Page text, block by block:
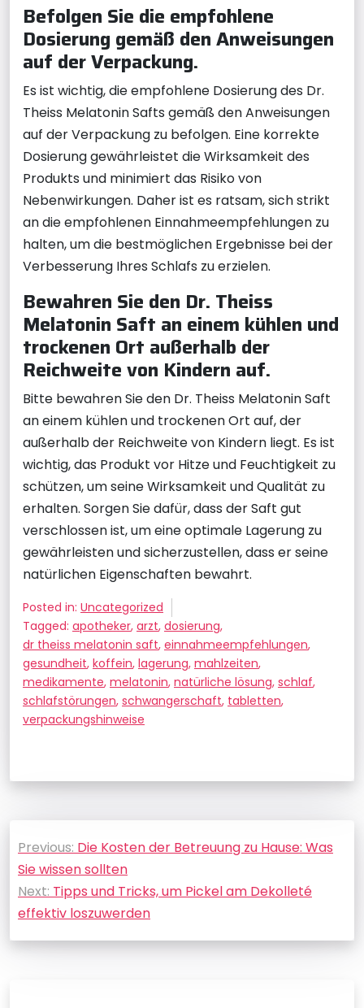
Befolgen Sie die empfohlene
Dosierung gemäß den Anweisungen
auf der Verpackung.
Es ist wichtig, die empfohlene Dosierung des Dr.
Theiss Melatonin Safts gemäß den Anweisungen
auf der Verpackung zu befolgen. Eine korrekte
Dosierung gewährleistet die Wirksamkeit des
Produkts und minimiert das Risiko von
Nebenwirkungen. Daher ist es ratsam, sich strikt
an die empfohlenen Einnahmeempfehlungen zu
halten, um die bestmöglichen Ergebnisse bei der
Verbesserung Ihres Schlafs zu erzielen.
Bewahren Sie den Dr. Theiss
Melatonin Saft an einem kühlen und
trockenen Ort außerhalb der
Reichweite von Kindern auf.
Bitte bewahren Sie den Dr. Theiss Melatonin Saft
an einem kühlen und trockenen Ort auf, der
außerhalb der Reichweite von Kindern liegt. Es ist
wichtig, das Produkt vor Hitze und Feuchtigkeit zu
schützen, um seine Wirksamkeit und Qualität zu
erhalten. Sorgen Sie dafür, dass der Saft gut
verschlossen ist, um eine optimale Lagerung zu
gewährleisten und sicherzustellen, dass er seine
natürlichen Eigenschaften bewahrt.
Posted in: Uncategorized
Tagged: apotheker, arzt, dosierung,
dr theiss melatonin saft, einnahmeempfehlungen,
gesundheit, koffein, lagerung, mahlzeiten,
medikamente, melatonin, natürliche lösung, schlaf,
schlafstörungen, schwangerschaft, tabletten,
verpackungshinweise
Beitragsnavigation
Previous: Die Kosten der Betreuung zu Hause: Was
Sie wissen sollten
Next: Tipps und Tricks, um Pickel am Dekolleté
effektiv loszuwerden